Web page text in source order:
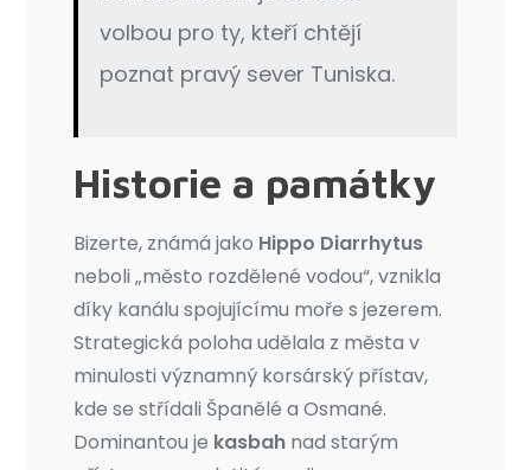
volbou pro ty, kteří chtějí
poznat pravý sever Tuniska.
Historie a památky
Bizerte, známá jako Hippo Diarrhytus
neboli „město rozdělené vodou“, vznikla
díky kanálu spojujícímu moře s jezerem.
Strategická poloha udělala z města v
minulosti významný korsárský přístav,
kde se střídali Španělé a Osmané.
Dominantou je kasbah nad starým